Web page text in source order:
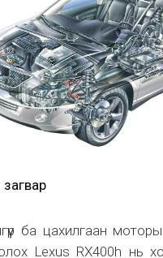
ба цахилгаан
Lexus RX400h нь